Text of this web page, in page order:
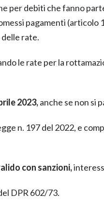
per debiti che fanno
pagamenti (articolo
delle rate.
le rate per la
2023,anche se non si
n. 197 del 2022, e
con sanzioni,
DPR 602/73.